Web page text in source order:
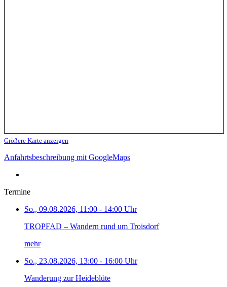
Größere Karte anzeigen
Anfahrtsbeschreibung mit GoogleMaps
Termine
So., 09.08.2026, 11:00 - 14:00 Uhr
TROPFAD – Wandern rund um Troisdorf
mehr
So., 23.08.2026, 13:00 - 16:00 Uhr
Wanderung zur Heideblüte